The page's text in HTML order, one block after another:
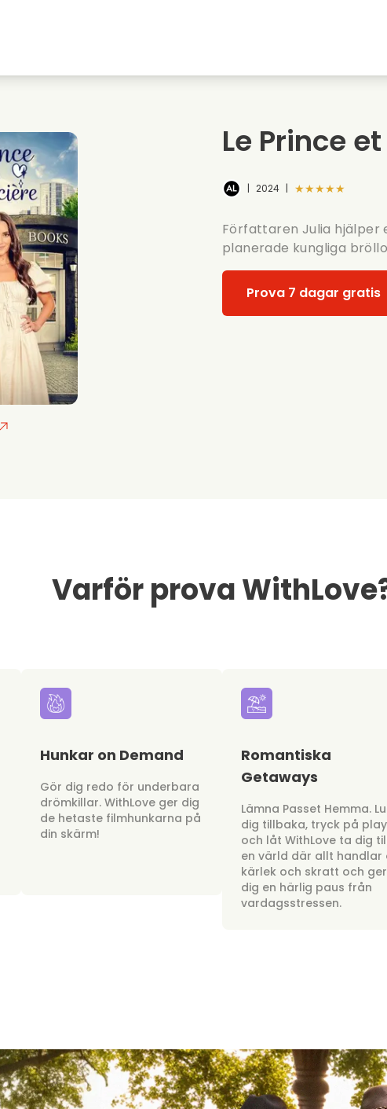
Sommarfilm
Datingfilmer
Le Prince
| 2024 | ★★★★★
Författaren Julia hjälper
planerade kungliga
Prova 7 dagar gratis
Varför prova
Hunkar on Demand
Gör dig redo för underbara
drömkillar. WithLove ger dig
de hetaste filmhunkarna på
din skärm!
Romantiska
Getaways
Lämna Passet Hemma.
dig tillbaka, tryck på play
och låt WithLove ta dig
en värld där allt handlar
kärlek och skratt och ger
dig en härlig paus från
vardagsstressen.